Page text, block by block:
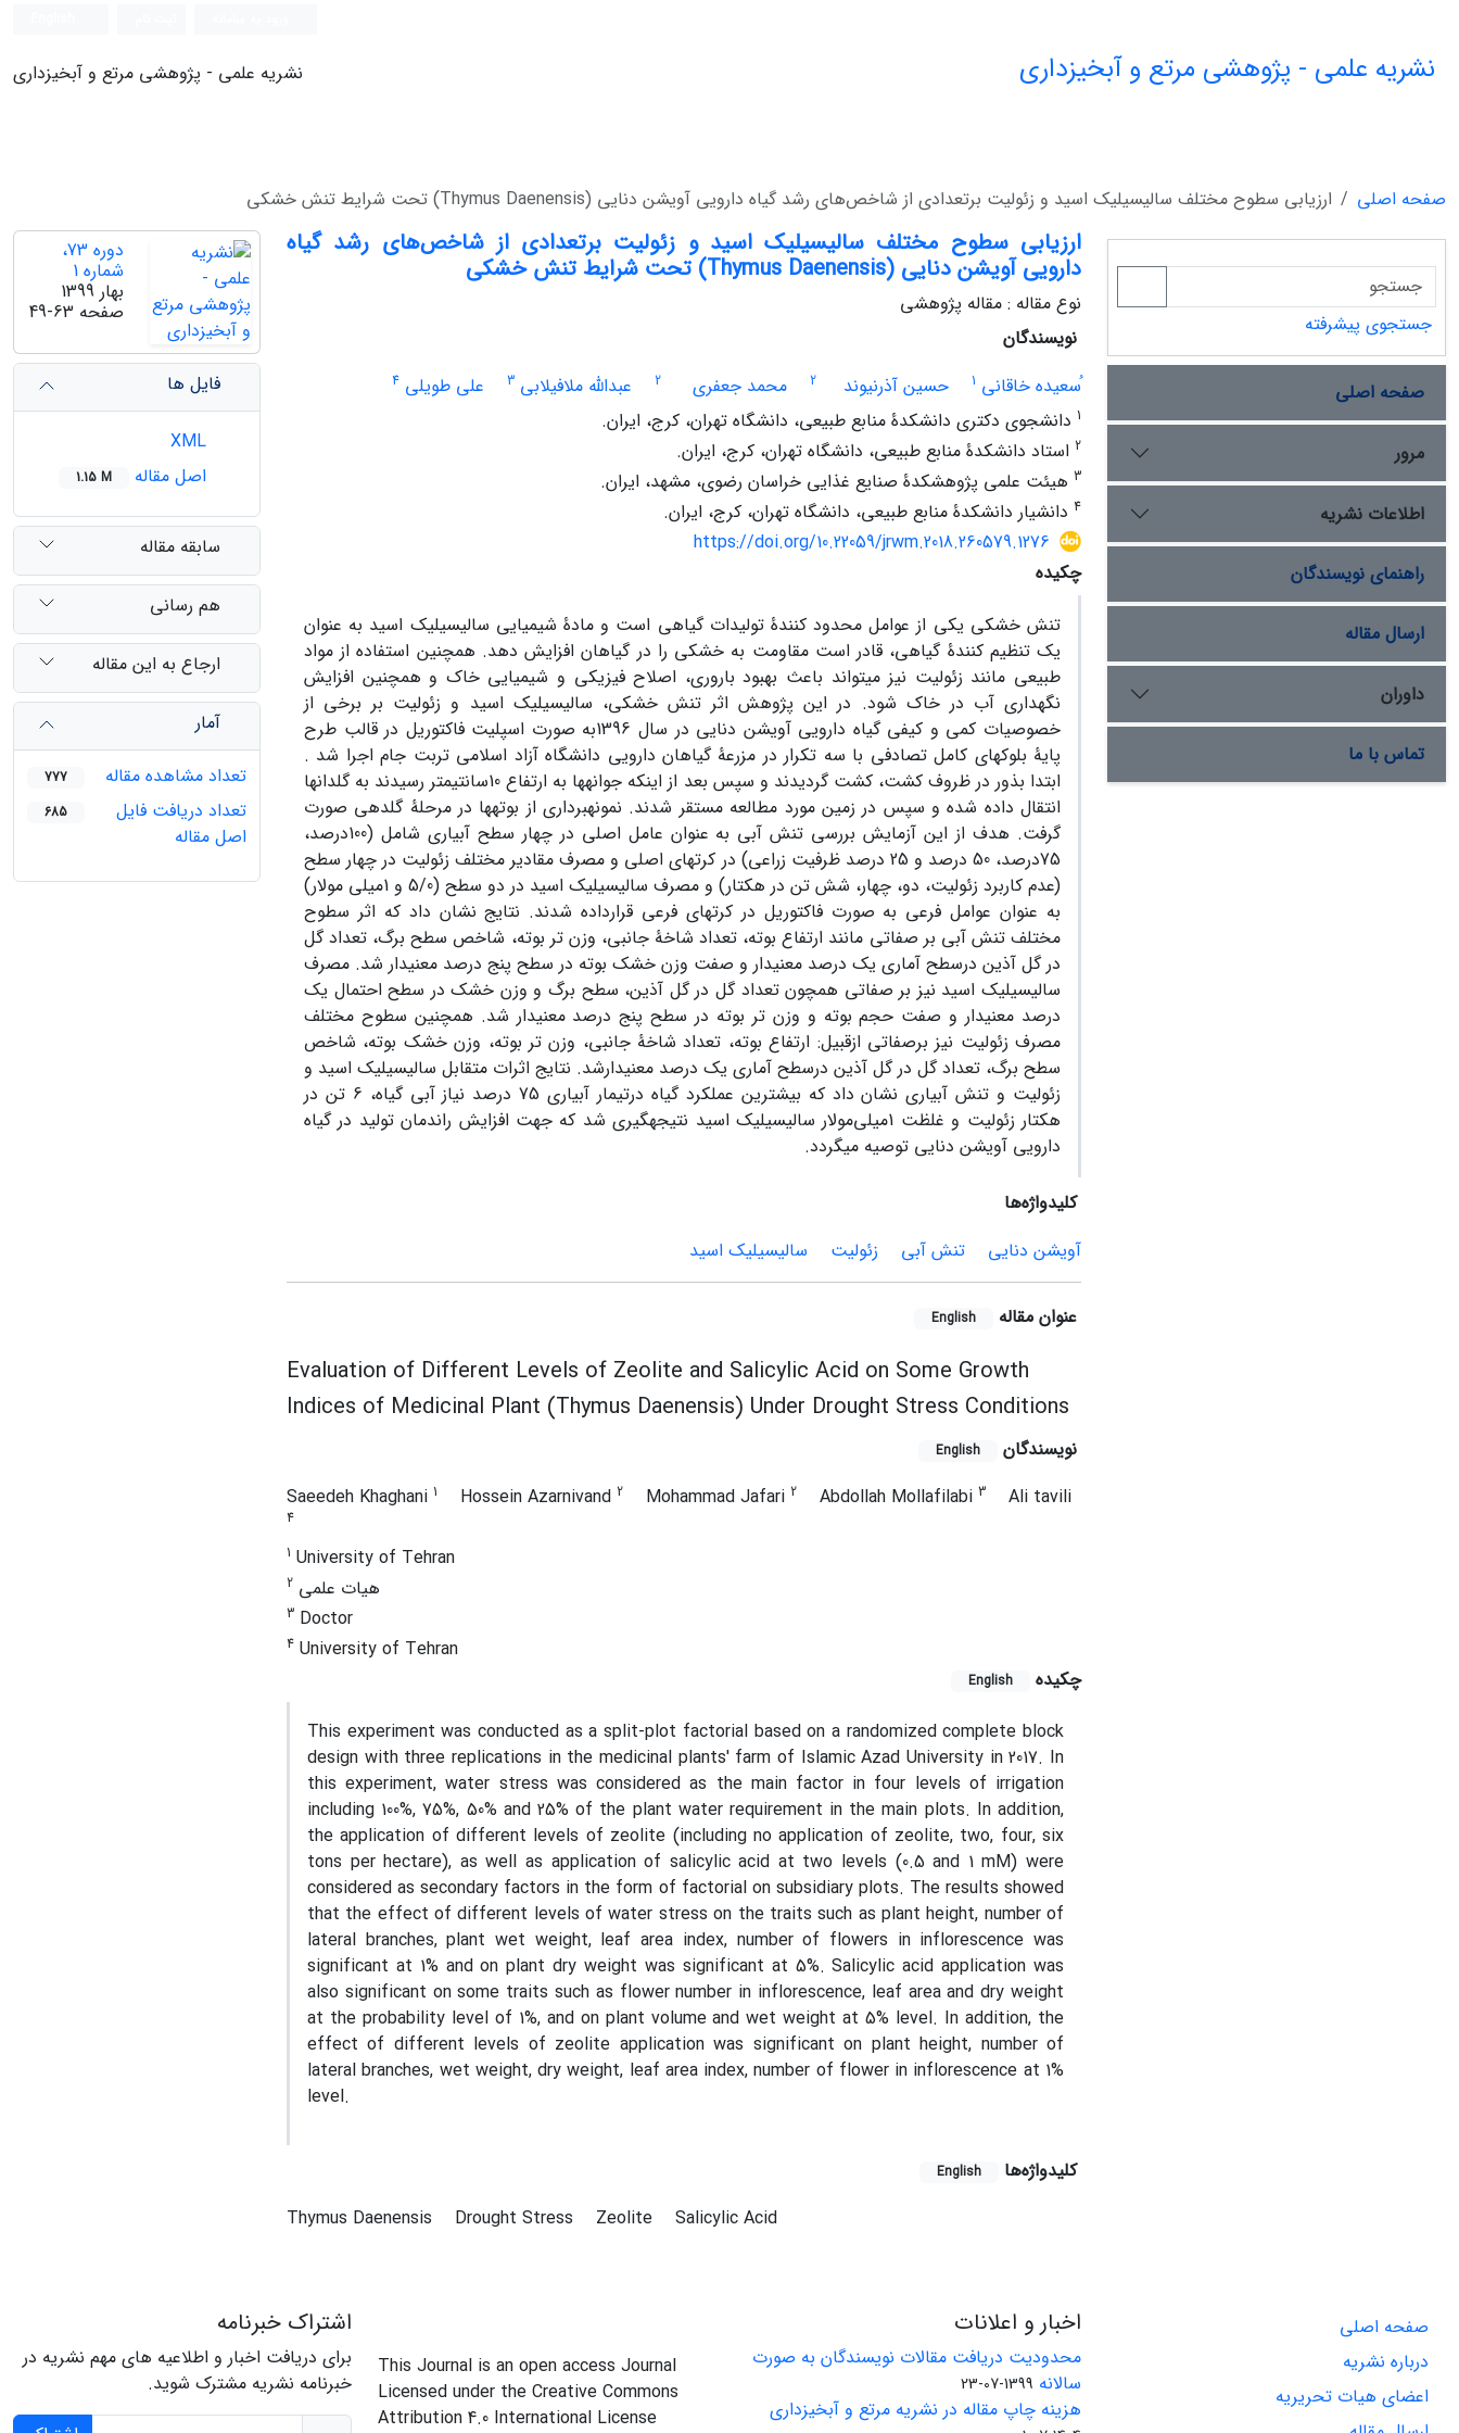
نشریه علمی - پژوهشی مرتع و آبخیزداری نشریه علمی - پژوهشی مرتع و آبخیزداری
صفحه اصلی ارزیابی سطوح مختلف سالیسیلیک اسید و زئولیت برتعدادی از شاخص‌های رشد گیاه دارویی آویشن دنایی (Thymus Daenensis‌) تحت شرایط تنش خشکی
ارزیابی سطوح مختلف سالیسیلیک اسید و زئولیت برتعدادی از شاخص‌های رشد گیاه
دارویی آویشن دنایی (Thymus Daenensis‌) تحت شرایط تنش خشکی
نوع مقاله : مقاله پژوهشی
نویسندگان
ُسعیده خاقانی 1 حسین آذرنیوند 2 محمد جعفری 2 عبدالله ملافیلابی 3 علی طویلی 4
1 دانشجوی دکتری دانشکدۀ منابع طبیعی، دانشگاه تهران، کرج، ایران.
2 استاد دانشکدۀ منابع طبیعی، دانشگاه تهران، کرج، ایران.
3 هیئت علمی پژوهشکدۀ صنایع غذایی خراسان رضوی، مشهد، ایران.
4 دانشیار دانشکدۀ منابع طبیعی، دانشگاه تهران، کرج، ایران.
https://doi.org/10.22059/jrwm.2018.260579.1276
چکیده
تنش خشکی یکی از عوامل محدود کنندۀ تولیدات گیاهی است و مادۀ شیمیایی سالیسیلیک اسید به عنوان
یک تنظیم کنندۀ گیاهی، قادر است مقاومت به خشکی را در گیاهان افزایش دهد. همچنین استفاده از مواد
طبیعی مانند زئولیت نیز می­تواند باعث بهبود باروری، اصلاح فیزیکی و شیمیایی خاک و همچنین افزایش
نگهداری آب در خاک شود. در این پژوهش اثر تنش خشکی، سالیسیلیک اسید و زئولیت بر برخی از
خصوصیات کمی و کیفی گیاه دارویی آویشن دنایی در سال 1396به صورت اسپلیت فاکتوریل در قالب طرح
پایۀ بلوک­های کامل تصادفی با سه تکرار در مزرعۀ گیاهان دارویی دانشگاه آزاد اسلامی تربت جام اجرا شد .
ابتدا بذور در ظروف کشت، کشت گردیدند و سپس بعد از اینکه جوانه­ها به ارتفاع 10سانتی­متر رسیدند به گلدان­ها
انتقال داده شده و سپس در زمین مورد مطالعه مستقر شدند. نمونه­برداری از بوته­ها در مرحلۀ گلدهی صورت
گرفت. هدف از این آزمایش بررسی تنش آبی به عنوان عامل اصلی در چهار سطح آبیاری شامل (­100درصد­،
75درصد، 50 درصد و 25 درصد ظرفیت زراعی­) در کرت­های اصلی و مصرف مقادیر مختلف زئولیت در چهار سطح
(عدم کاربرد زئولیت، دو، چهار، شش تن در هکتار) و مصرف سالیسیلیک اسید در دو سطح (5/0 و 1میلی مولار­)
به عنوان عوامل فرعی به صورت فاکتوریل در کرت­های فرعی قرارداده شدند. نتایج نشان داد که اثر سطوح
مختلف تنش آبی بر صفاتی مانند ارتفاع بوته، تعداد شاخۀ جانبی، وزن تر بوته، شاخص سطح برگ، تعداد گل
در گل آذین درسطح آماری یک درصد معنی­دار و صفت وزن خشک بوته در سطح پنج درصد معنی­دار شد. مصرف
سالیسیلیک اسید نیز بر صفاتی همچون تعداد گل در گل آذین، سطح برگ و وزن خشک در سطح احتمال یک
درصد معنی­دار و صفت حجم بوته و وزن­ تر بوته در سطح پنج درصد معنی­دار شد­. همچنین سطوح مختلف
مصرف زئولیت نیز برصفاتی ازقبیل: ارتفاع بوته، تعداد شاخۀ جانبی، وزن تر بوته­، وزن خشک بوته، شاخص
سطح برگ، تعداد گل در گل آذین درسطح آماری یک درصد معنی­دارشد. نتایج اثرات متقابل سالیسیلیک اسید و
زئولیت و تنش آبیاری نشان داد که بیشترین عملکرد گیاه درتیمار آبیاری 75 درصد نیاز آبی گیاه، 6 تن در
هکتار زئولیت و غلظت 1میلی‌مولار سالیسیلیک اسید نتیجه­گیری شد که جهت افزایش راندمان تولید در گیاه
دارویی آویشن دنایی توصیه می­گردد.
کلیدواژه‌ها
آویشن دنایی
تنش آبی زئولیت سالیسیلیک اسید
عنوان مقاله English
Evaluation of Different Levels of Zeolite and Salicylic Acid on Some Growth
Indices of Medicinal Plant (Thymus Daenensis) Under Drought Stress Conditions
نویسندگان English
Saeedeh Khaghani 1 Hossein Azarnivand 2 Mohammad Jafari 2 Abdollah Mollafilabi 3 Ali tavili
4
1 University of Tehran
2 هیات علمی
3 Doctor
4 University of Tehran
چکیده
English
This experiment was conducted as a split-plot factorial based on a randomized complete block
design with three replications in the medicinal plants' farm of Islamic Azad University in 2017. In
this experiment, water stress was considered as the main factor in four levels of irrigation
including 100%, 75%, 50% and 25% of the plant water requirement in the main plots. In addition,
the application of different levels of zeolite (including no application of zeolite, two, four, six
tons per hectare), as well as application of salicylic acid at two levels (0.5 and 1 mM) were
considered as secondary factors in the form of factorial on subsidiary plots. The results showed
that the effect of different levels of water stress on the traits such as plant height, number of
lateral branches, plant wet weight, leaf area index, number of flowers in inflorescence was
significant at 1% and on plant dry weight was significant at 5%. Salicylic acid application was
also significant on some traits such as flower number in inflorescence, leaf area and dry weight
at the probability level of 1%, and on plant volume and wet weight at 5% level. In addition, the
effect of different levels of zeolite application was significant on plant height, number of
lateral branches, wet weight, dry weight, leaf area index, number of flower in inflorescence at 1%
level.
کلیدواژه‌ها English
Thymus Daenensis Drought Stress Zeolite Salicylic Acid
دوره 73،
شماره 1
بهار 1399
صفحه 49-63
فایل ها
اصل مقاله
1.15 M
سابقه مقاله
هم رسانی
ارجاع به این مقاله
آمار
تعداد مشاهده مقاله
777
تعداد دریافت فایل
اصل مقاله
685
جستجوی پیشرفته
صفحه اصلی
مرور
اطلاعات نشریه
راهنمای نویسندگان
ارسال مقاله
داوران
تماس با ما
صفحه اصلی
درباره نشریه
اعضای هیات تحریریه
اخبار و اعلانات
محدودیت دریافت مقالات نویسندگان به صورت
سالانه 1399-07-23
هزینه چاپ مقاله در نشریه مرتع و آبخیزداری
This Journal is an open access Journal
Licensed under the Creative Commons
Attribution 4.0 International License
اشتراک خبرنامه
برای دریافت اخبار و اطلاعیه های مهم نشریه در
خبرنامه نشریه مشترک شوید.